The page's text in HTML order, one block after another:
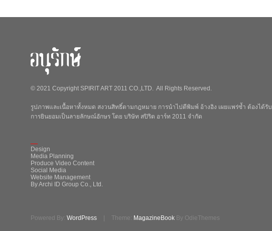
© 2021 Copyright SPIRIT ART 2011 CO.,LTD. All Rights Reserved.
รูปภาพและเนื้อหาทั้งหมด สงวนสิทธิ์ตามกฎหมาย การนำไปตีพิมพ์ อ้างอิง เผยแพร่ซ้ำ ต้องได้รับ
การยินยอมเป็นลายลักษณ์อักษร โดย บริษัท สปิริต อาร์ท 2011 จำกัด
Design
Media Planning
Produce Video Content
Social Media
Website Management
By Archi ID Group Co., Ltd.
Powered By: WordPress Theme: MagazineBook By OdieThemes